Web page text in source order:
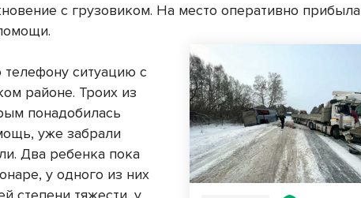
с грузовиком. На место оперативно прибыла
ситуацию с
районе. Троих из
понадобилась
уже забрали
Два ребенка пока
у одного из них